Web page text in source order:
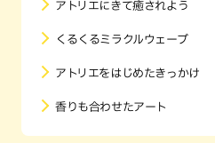
アトリエにきて癒されよう
くるくるミラクルウェーブ
アトリエをはじめたきっかけ
香りも合わせたアート